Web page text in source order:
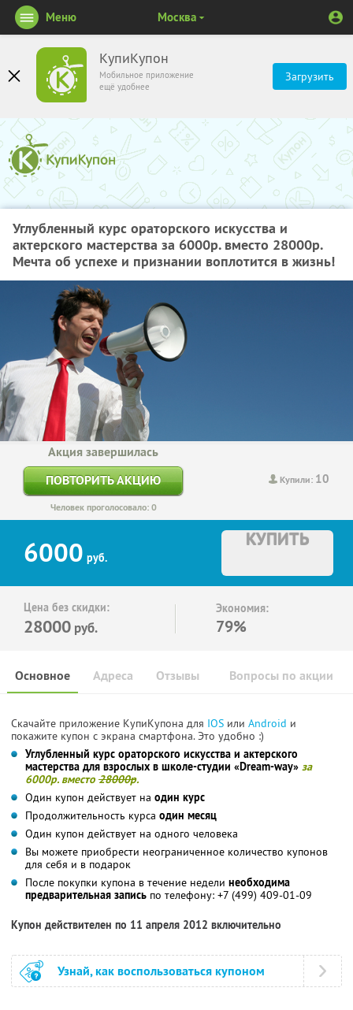
КупиКупон
Мобильное приложение
ещё удобнее
Загрузить
Меню Москва
Углубленный курс ораторского искусства и
актерского мастерства за 6000р. вместо 28000р.
Мечта об успехе и признании воплотится в жизнь!
Купили: 10
Акция завершилась
ПОВТОРИТЬ АКЦИЮ
Человек проголосовало: 0
6000 руб.
КУПИТЬ
Цена без скидки:
28000 руб.
Экономия:
79%
Основное Отзывы Вопросы по акции
Адреса
Скачайте приложение КупиКупона для IOS или Android и
покажите купон с экрана смартфона. Это удобно :)
Углубленный курс ораторского искусства и актерского
мастерства для взрослых в школе-студии «Dream-way» за
6000р. вместо 28000р.
Один купон действует на один курс
Продолжительность курса один месяц
Один купон действует на одного человека
Вы можете приобрести неограниченное количество купонов
для себя и в подарок
После покупки купона в течение недели необходима
предварительная запись по телефону: +7 (499) 409-01-09
Купон действителен по 11 апреля 2012 включительно
Узнай, как воспользоваться купоном